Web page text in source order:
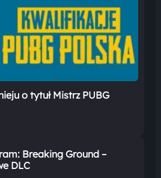
o tytuł Mistrz PUBG
Breaking Ground –
DLC